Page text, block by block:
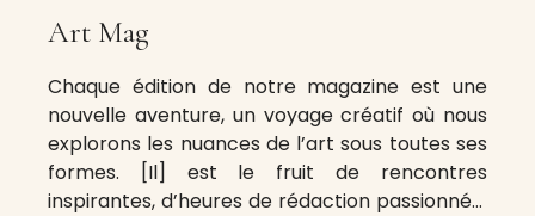
Art Mag
Chaque édition de notre magazine est une
nouvelle aventure, un voyage créatif où nous
explorons les nuances de l’art sous toutes ses
formes. [Il] est le fruit de rencontres
inspirantes, d’heures de rédaction passionnée,